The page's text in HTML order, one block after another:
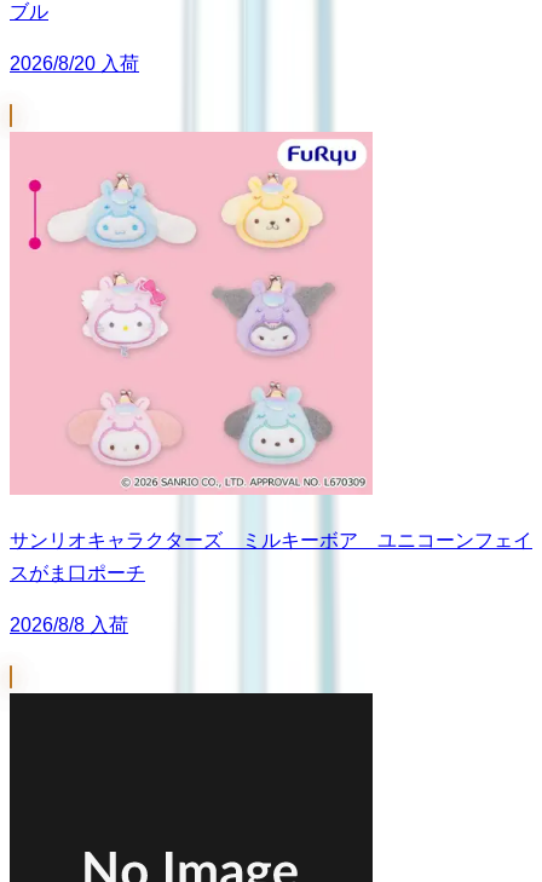
ブル
2026/8/20 入荷
サンリオキャラクターズ ミルキーボア ユニコーンフェイ
スがま口ポーチ
2026/8/8 入荷